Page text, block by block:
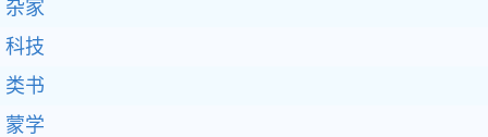
杂家
科技
类书
蒙学